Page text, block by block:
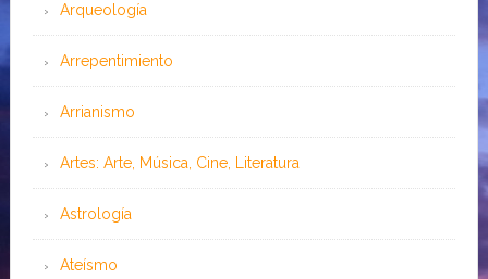
Arqueología
Arrepentimiento
Arrianismo
Artes: Arte, Música, Cine, Literatura
Astrología
Ateísmo